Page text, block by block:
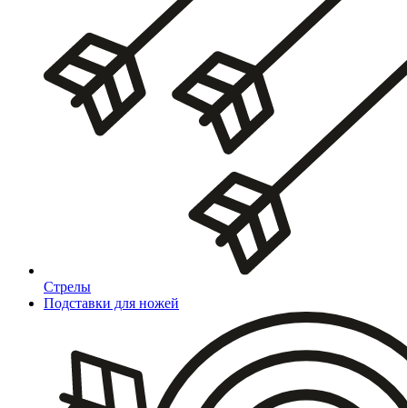
Стрелы
Подставки для ножей